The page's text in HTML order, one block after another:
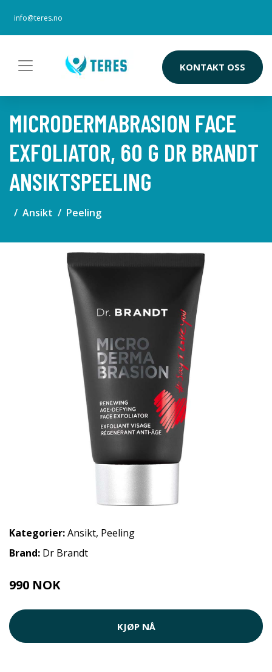
info@teres.no
KONTAKT OSS
MICRODERMABRASION FACE
EXFOLIATOR, 60 G DR BRANDT
ANSIKTSPEELING
Ansikt Peeling
Kategorier:Ansikt, Peeling
Brand: Dr Brandt
990 NOK
KJØP NÅ